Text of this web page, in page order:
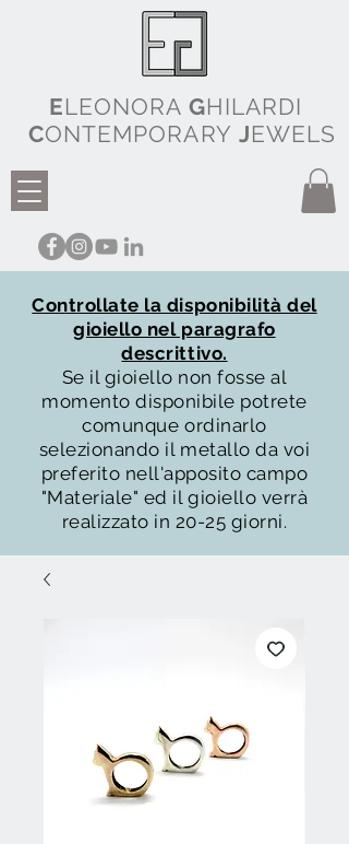
ELEONORA GHILARDI
CONTEMPORARY JEWELS
Controllate la disponibilità del
gioiello nel paragrafo
descrittivo.
Se il gioiello non fosse al
momento disponibile potrete
comunque ordinarlo
selezionando il metallo da voi
preferito nell'apposito campo
"Materiale" ed il gioiello verrà
realizzato in 20-25 giorni.